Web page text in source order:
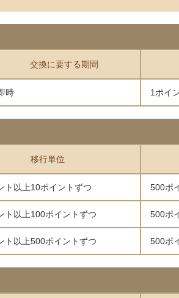
交換に要する期間
時 1ポイ
移行単位
ト以上10ポイントずつ 500ポ
ト以上100ポイントずつ 500ポ
ト以上500ポイントずつ 500ポ